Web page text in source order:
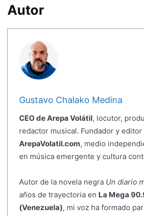
Autor
Gustavo Chalako Medina
CEO de Arepa Volátil, locutor,
redactor musical. Fundador y editor
ArepaVolatil.com, medio
en música emergente y cultura
Autor de la novela negra Un diario
años de trayectoria en La Mega
(Venezuela), mi voz ha formado